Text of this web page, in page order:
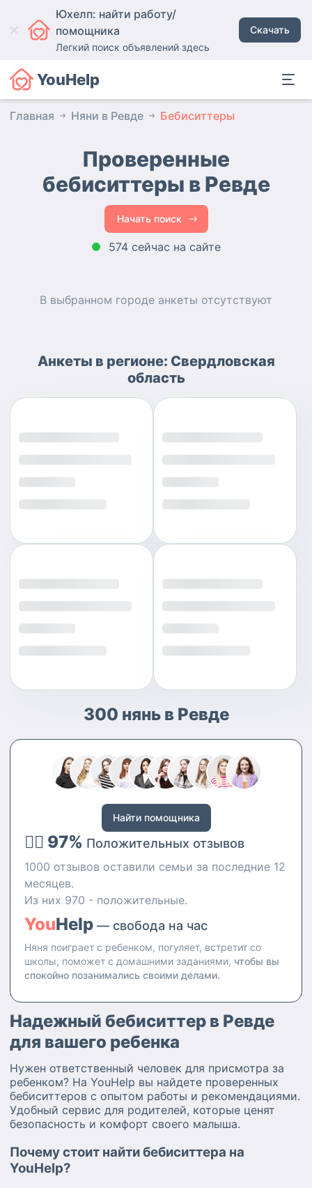
Юхелп: найти работу/
помощника
Легкий поиск объявлений здесь
Скачать
YouHelp
Главная Няни в Ревде Бебиситтеры
Проверенные
бебиситтеры в Ревде
Начать поиск
574 сейчас на сайте
В выбранном городе анкеты отсутствуют
Анкеты в регионе: Свердловская
область
300 нянь в Ревде
Найти помощника
👍🏻 97% Положительных отзывов
1000 отзывов оставили семьи за последние 12
месяцев.
Из них 970 - положительные.
YouHelp — свобода на час
Няня поиграет с ребенком, погуляет, встретит со
школы, поможет с домашними заданиями, чтобы вы
спокойно позанимались своими делами.
Надежный бебиситтер в Ревде
для вашего ребенка
Нужен ответственный человек для присмотра за
ребенком? На YouHelp вы найдете проверенных
бебиситтеров с опытом работы и рекомендациями.
Удобный сервис для родителей, которые ценят
безопасность и комфорт своего малыша.
Почему стоит найти бебиситтера на
YouHelp?